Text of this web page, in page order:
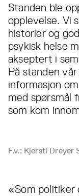
Standen ble
opplevelse. Vi
historier og
psykisk helse
akseptert i
På standen
informasjon
med spørsmål
som kom
F.v.: Kjersti Dreyer
«Som politiker